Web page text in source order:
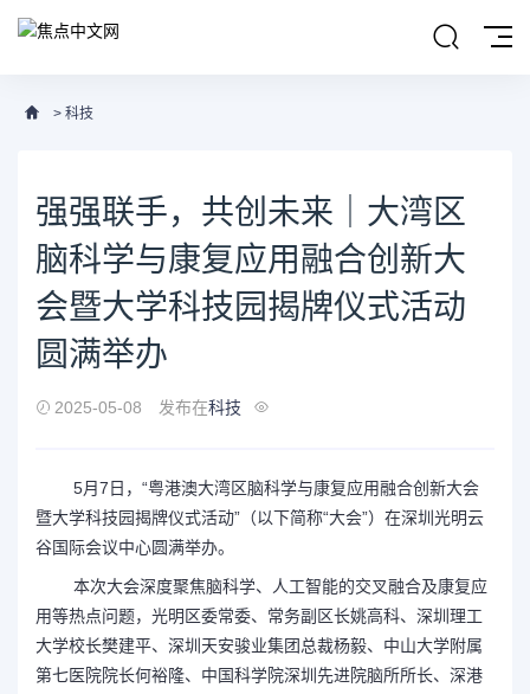
> 科技
强强联手，共创未来｜大湾区
脑科学与康复应用融合创新大
会暨大学科技园揭牌仪式活动
圆满举办
2025-05-08 发布在科技
5月7日，“粤港澳大湾区脑科学与康复应用融合创新大会
暨大学科技园揭牌仪式活动”（以下简称“大会”）在深圳光明云
谷国际会议中心圆满举办。
本次大会深度聚焦脑科学、人工智能的交叉融合及康复应
用等热点问题，光明区委常委、常务副区长姚高科、深圳理工
大学校长樊建平、深圳天安骏业集团总裁杨毅、中山大学附属
第七医院院长何裕隆、中国科学院深圳先进院脑所所长、深港